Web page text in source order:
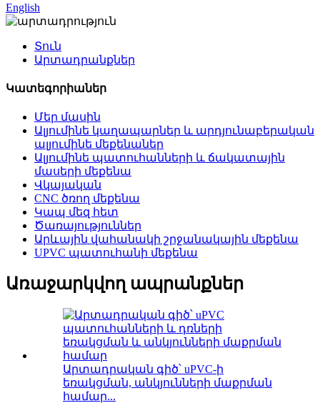
English
Տուն
Արտադրանքներ
Կատեգորիաներ
Մեր մասին
Ալյումինե կաղապարներ և արդյունաբերական
ալյումինե մեքենաներ
Ալյումինե պատուհանների և ճակատային
մասերի մեքենա
Վկայական
CNC ծռող մեքենա
Կապ մեզ հետ
Ծառայություններ
Արևային վահանակի շրջանակային մեքենա
UPVC պատուհանի մեքենա
Առաջարկվող ապրանքներ
Արտադրական գիծ՝ uPVC-ի
եռակցման, անկյունների մաքրման
համար...